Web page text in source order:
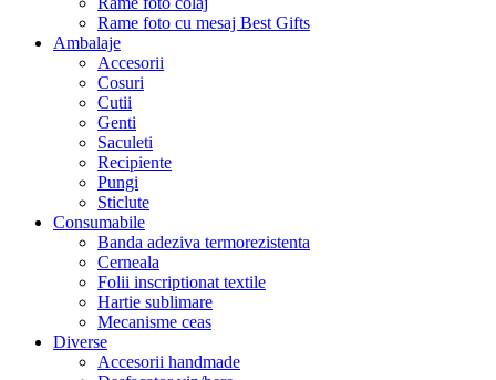
Rame foto cu mesaj Best Gifts
Ambalaje
Accesorii
Cosuri
Cutii
Genti
Saculeti
Recipiente
Pungi
Sticlute
Consumabile
Banda adeziva termorezistenta
Cerneala
Folii inscriptionat textile
Hartie sublimare
Mecanisme ceas
Diverse
Accesorii handmade